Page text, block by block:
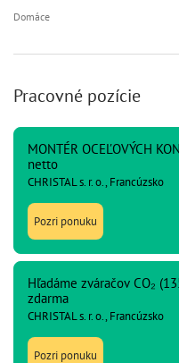
Domáce
Pracovné pozície
MONTÉR OCEĽOVÝCH
netto
CHRISTAL s. r. o., Francúzsko
Pozri ponuku
Hľadáme zváračov CO₂
zdarma
CHRISTAL s. r. o., Francúzsko
Pozri ponuku